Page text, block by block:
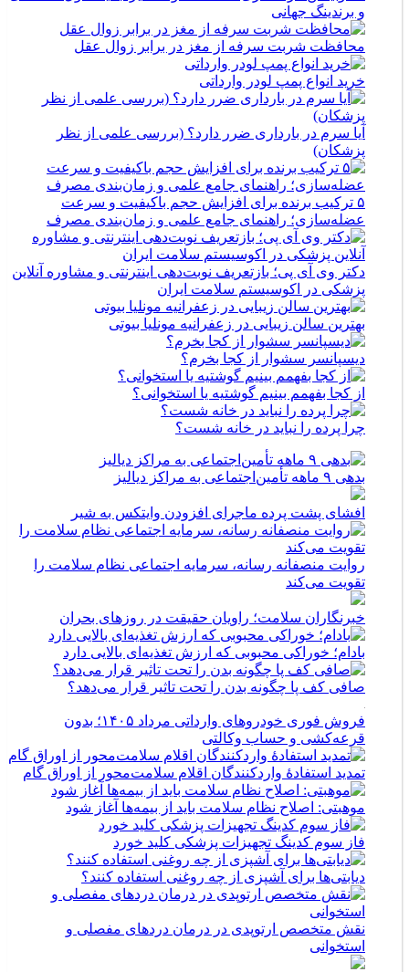
و برندینگ جهانی
محافظت شربت سرفه از مغز در برابر زوال عقل
خرید انواع پمپ لودر وارداتی
آیا سرم در بارداری ضرر دارد؟ (بررسی علمی از نظر
پزشکان)
۵ ترکیب برنده برای افزایش حجم باکیفیت و سرعت
عضله‌سازی؛ راهنمای جامع علمی و زمان‌بندی مصرف
دکتر وی آی پی؛ بازتعریف نوبت‌دهی اینترنتی و مشاوره آنلاین
پزشکی در اکوسیستم سلامت ایران
بهترین سالن زیبایی در زعفرانیه مونلیا بیوتی
دیسپانسر سشوار از کجا بخرم؟
از کجا بفهمم بینیم گوشتیه یا استخوانی؟
چرا پرده را نباید در خانه شست؟
بدهی ۹ ماهه تأمین‌اجتماعی به مراکز دیالیز
افشای پشت پرده ماجرای افزودن وایتکس به شیر
روایت منصفانه رسانه، سرمایه اجتماعی نظام سلامت را
تقویت می‌کند
خبرنگاران سلامت؛ راویان حقیقت در روزهای بحران
بادام؛ خوراکی محبوبی که ارزش تغذیه‌ای بالایی دارد
صافی کف پا چگونه بدن را تحت تاثیر قرار می‌دهد؟
فروش فوری خودروهای وارداتی مرداد ۱۴۰۵؛ بدون
قرعه‌کشی و حساب وکالتی
تمدید استفادۀ واردکنندگان اقلام سلامت‌محور از اوراق گام
موهبتی: اصلاح نظام سلامت باید از بیمه‌ها آغاز شود
فاز سوم کدینگ تجهیزات پزشکی کلید خورد
دیابتی‌ها برای آشپزی از چه روغنی استفاده کنند؟
نقش متخصص ارتوپدی در درمان دردهای مفصلی و
استخوانی